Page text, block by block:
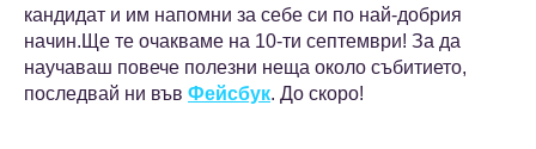
кандидат и им напомни за себе си по най-добрия
начин.Ще те очакваме на 10-ти септември! За да
научаваш повече полезни неща около събитието,
последвай ни във Фейсбук. До скоро!